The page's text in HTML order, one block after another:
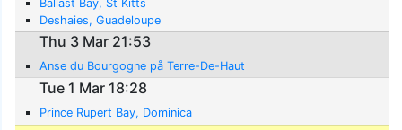
Ballast Bay, St Kitts
Deshaies, Guadeloupe
Thu 3 Mar 21:53
Anse du Bourgogne på Terre-De-Haut
Tue 1 Mar 18:28
Prince Rupert Bay, Dominica